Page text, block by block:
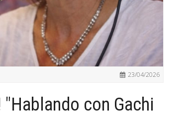
23/04/2026
"Hablando con Gachi